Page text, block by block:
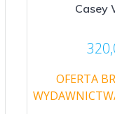
Casey
OFERTA